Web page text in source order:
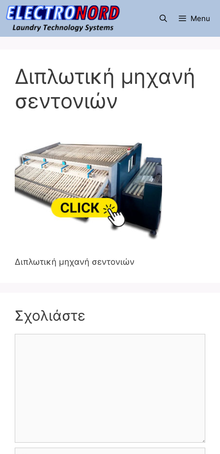
Μετάβαση
σε
περιεχόμενο
Menu
Διπλωτική μηχανή
σεντονιών
Διπλωτική μηχανή σεντονιών
Σχολιάστε